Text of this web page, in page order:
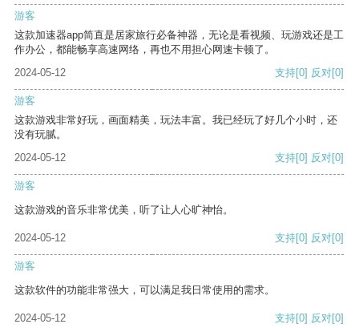
游客
这款加速器app简直是居家旅行必备神器，无论是看视频、玩游戏还是工
作办公，都能畅享高速网络，再也不用担心网速卡顿了。
2024-05-12
支持[0] 反对[0]
游客
这款游戏非常好玩，画面精美，玩法丰富。我已经玩了好几个小时，还
没有玩腻。
2024-05-12
支持[0] 反对[0]
游客
这款游戏的音乐非常优美，听了让人心旷神怡。
2024-05-12 支持[0] 反对[0]
游客
这款软件的功能非常强大，可以满足我日常使用的需求。
2024-05-12 支持[0] 反对[0]